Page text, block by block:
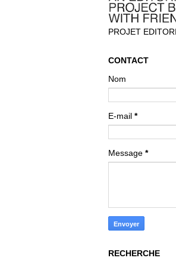
PROJET
CONTACT
Nom
E-mail *
Message *
RECHERCHE